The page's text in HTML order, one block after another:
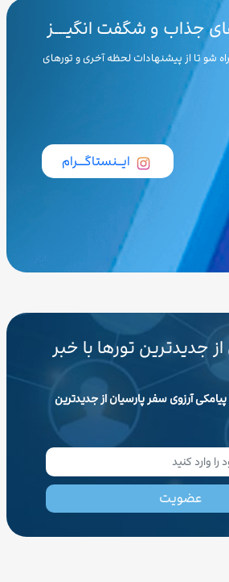
جذاب و شگفت انگیـــز
شو تا از پیشنهادات لحظه آخری و تورهای
ایــنستاگـــرام
جدیدترین تورها با خبر
آرزوی سفر پارسیان از جدیدترین
عضویت